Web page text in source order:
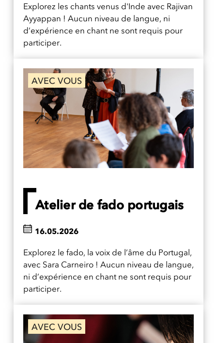
Explorez les chants venus d'Inde avec Rajivan
Ayyappan ! Aucun niveau de langue, ni
d’expérience en chant ne sont requis pour
participer.
AVEC VOUS
Atelier de fado portugais
Explorez le fado, la voix de l’âme du Portugal,
avec Sara Carneiro ! Aucun niveau de langue,
ni d’expérience en chant ne sont requis pour
participer.
16.05.2026
AVEC VOUS